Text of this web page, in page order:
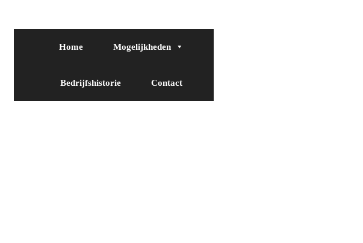
Home Mogelijkheden
Bedrijfshistorie Contact